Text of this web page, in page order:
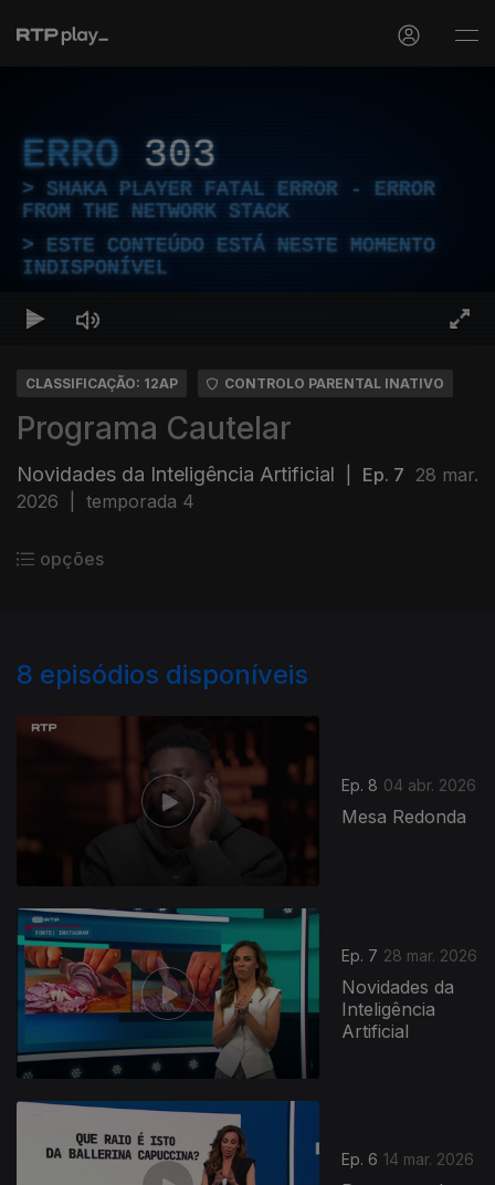
ERRO 303
SHAKA PLAYER FATAL ERROR - ERROR
FROM THE NETWORK STACK
ESTE CONTEÚDO ESTÁ NESTE MOMENTO
INDISPONÍVEL
CLASSIFICAÇÃO: 12AP CONTROLO PARENTAL INATIVO
Programa Cautelar
Novidades da Inteligência Artificial Ep. 7 28 mar.
2026
temporada 4
opções
8 episódios disponíveis
Ep. 8 04 abr. 2026
Mesa Redonda
Ep. 7 28 mar. 2026
Novidades da
Inteligência
Artificial
Ep. 6 14 mar. 2026